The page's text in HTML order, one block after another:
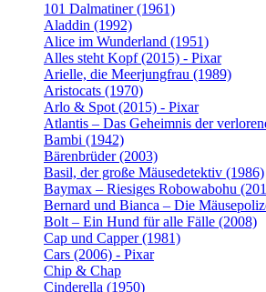
101 Dalmatiner (1961)
Aladdin (1992)
Alice im Wunderland (1951)
Alles steht Kopf (2015) - Pixar
Arielle, die Meerjungfrau (1989)
Aristocats (1970)
Arlo & Spot (2015) - Pixar
Atlantis – Das Geheimnis der
Bambi (1942)
Bärenbrüder (2003)
Basil, der große Mäusedetektiv (1986)
Baymax – Riesiges Robowabohu
Bernard und Bianca – Die
Bolt – Ein Hund für alle Fälle (2008)
Cap und Capper (1981)
Cars (2006) - Pixar
Chip & Chap
Cinderella (1950)